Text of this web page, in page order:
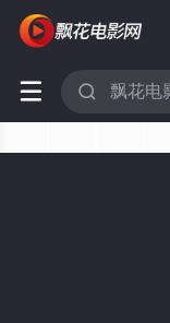
 